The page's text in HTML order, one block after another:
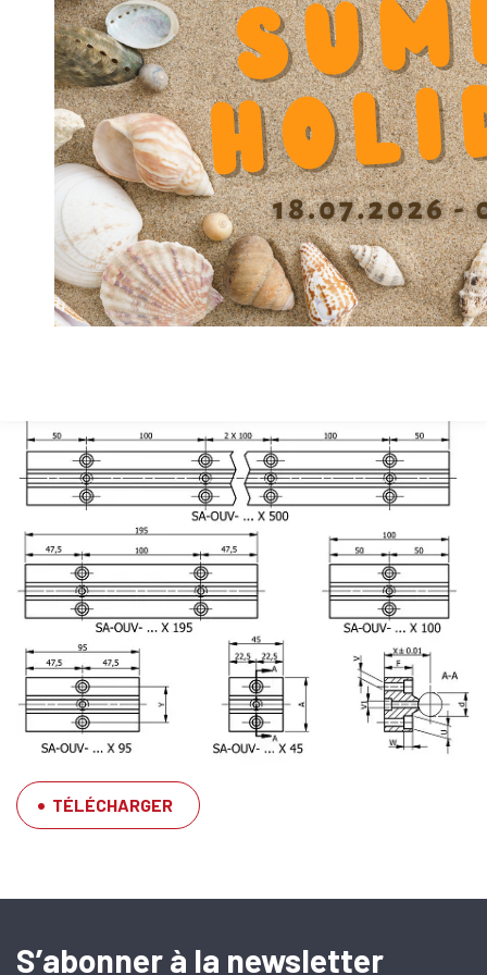
Diamètre passage vis fixation support
10.5
Diamètre passage vis fixation support
10.4
Ecartement vis Y
82.5
Hauteur F
39.5
Hauteur centre X +/-0.01
80
Largeur A
120
Matière
GG
Précision
B
TÉLÉCHARGER
S’abonner à la newsletter